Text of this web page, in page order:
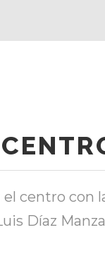
centro con
Díaz